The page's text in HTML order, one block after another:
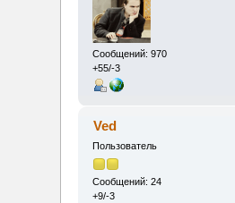
Сообщений: 970
+55/-3
Ved
Пользователь
Сообщений: 24
+9/-3